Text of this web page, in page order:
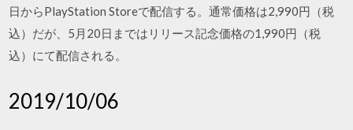
日からPlayStation Storeで配信する。通常価格は2,990円（税
込）だが、5月20日まではリリース記念価格の1,990円（税
込）にて配信される。
2019/10/06